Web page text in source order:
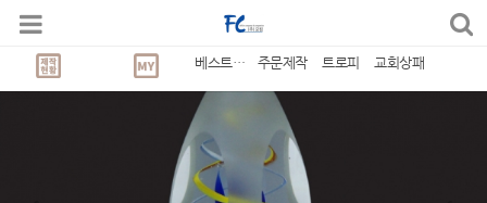
베스트상품 주문제작 트로피 교회상패